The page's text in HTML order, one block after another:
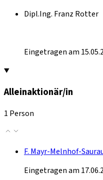
Dipl.Ing. Franz Rotter
Eingetragen am
Alleinaktionär/in
1 Person
F. Mayr-Melnhof-
Eingetragen am